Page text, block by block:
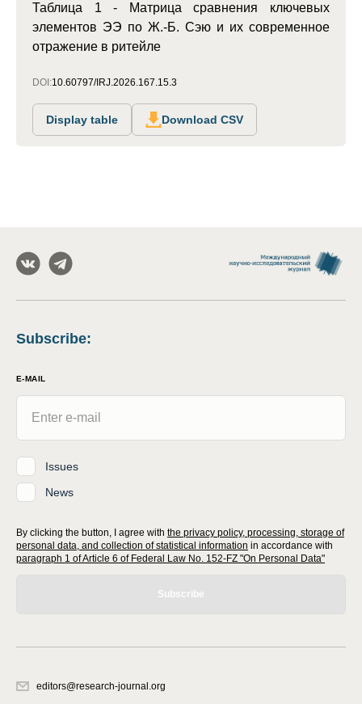
Таблица 1 - Матрица сравнения ключевых
элементов ЭЭ по Ж.-Б. Сэю и их современное
отражение в ритейле
DOI:10.60797/IRJ.2026.167.15.3
Display table Download CSV
Subscribe:
E-MAIL
Issues
News
By clicking the button, I agree with the privacy policy, processing, storage of
personal data, and collection of statistical information in accordance with
paragraph 1 of Article 6 of Federal Law No. 152-FZ "On Personal Data"
Subscribe
editors@research-journal.org